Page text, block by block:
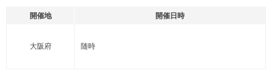
開催地 開催日時
大阪府 随時